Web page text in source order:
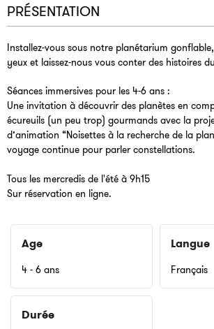
PRÉSENTATION
Installez-vous sous notre planétarium
yeux et laissez-nous vous conter des histoires
Séances immersives pour les 4-6 ans :
Une invitation à découvrir des planètes en
écureuils (un peu trop) gourmands avec la
d’animation “Noisettes à la recherche de la
voyage continue pour parler constellations.
Tous les mercredis de l'été à 9h15
Sur réservation en ligne.
Age
4 - 6 ans
Langue
Français
Durée